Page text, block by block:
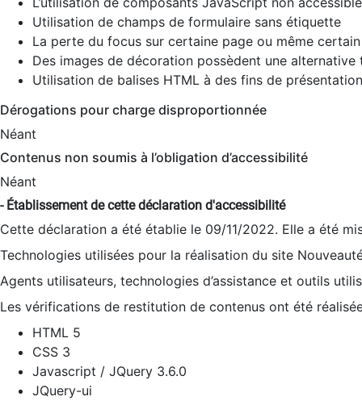
Utilisation de champs de formulaire sans étiquette
La perte du focus sur certaine page ou même
Des images de décoration possèdent une alternative
Utilisation de balises HTML à des fins de
Dérogations pour charge disproportionnée
Néant
Contenus non soumis à l’obligation d’accessibilité
Néant
- Établissement de cette déclaration d'accessibilité
Cette déclaration a été établie le 09/11/2022. Elle a été
Technologies utilisées pour la réalisation du site
Agents utilisateurs, technologies d’assistance et outils
Les vérifications de restitution de contenus ont été
HTML 5
CSS 3
Javascript / JQuery 3.6.0
JQuery-ui